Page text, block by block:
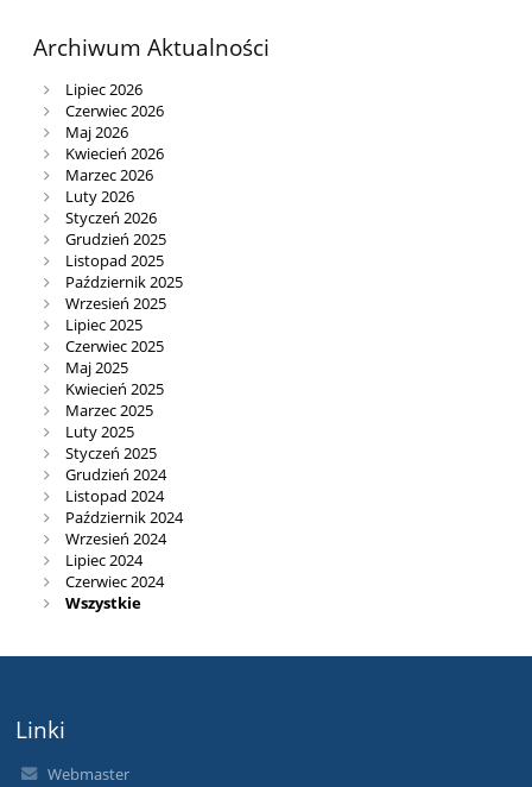
Archiwum Aktualności
Lipiec 2026
Czerwiec 2026
Maj 2026
Kwiecień 2026
Marzec 2026
Luty 2026
Styczeń 2026
Grudzień 2025
Listopad 2025
Październik 2025
Wrzesień 2025
Lipiec 2025
Czerwiec 2025
Maj 2025
Kwiecień 2025
Marzec 2025
Luty 2025
Styczeń 2025
Grudzień 2024
Listopad 2024
Październik 2024
Wrzesień 2024
Lipiec 2024
Czerwiec 2024
Wszystkie
Linki
Webmaster